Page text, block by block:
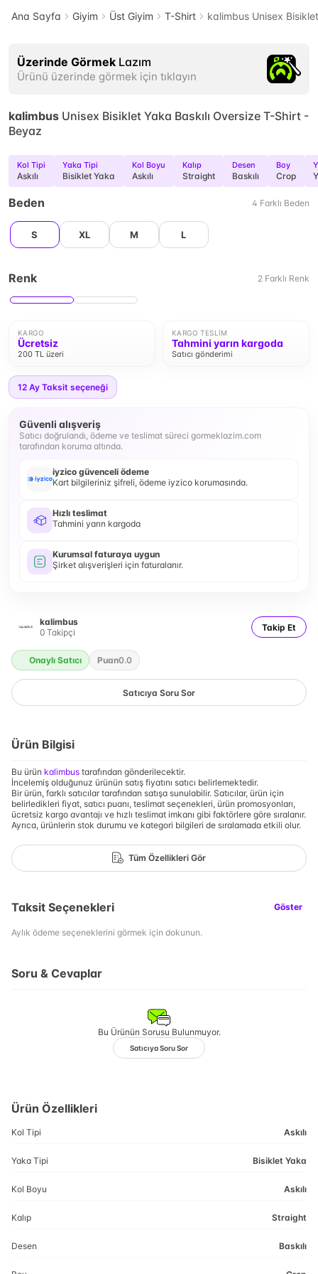
Ana Sayfa Giyim Üst Giyim T-Shirt kalimbus Unisex
Üzerinde Görmek Lazım
Ürünü üzerinde görmek için tıklayın
kalimbus Unisex Bisiklet Yaka Baskılı Oversize T-Shirt -
Beyaz
Kol Tipi
Askılı
Yaka Tipi
Bisiklet Yaka
Kol Boyu
Askılı
Kalıp
Straight
Desen
Baskılı
Boy
Crop
Beden 4 Farklı Beden
S XL M L
Renk 2 Farklı Renk
KARGO
Ücretsiz
200 TL üzeri
KARGO TESLIM
Tahmini yarın kargoda
Satıcı gönderimi
12 Ay Taksit seçeneği
Güvenli alışveriş
Satıcı doğrulandı, ödeme ve teslimat süreci gormeklazim.com
tarafından koruma altında.
iyzico güvenceli ödeme
Kart bilgileriniz şifreli, ödeme iyzico korumasında.
Hızlı teslimat
Tahmini yarın kargoda
Kurumsal faturaya uygun
Şirket alışverişleri için faturalanır.
kalimbus
0 Takipçi Takip Et
Onaylı Satıcı Puan0.0
Satıcıya Soru Sor
Ürün Bilgisi
Bu ürün kalimbus tarafından gönderilecektir.
İncelemiş olduğunuz ürünün satış fiyatını satıcı belirlemektedir.
Bir ürün, farklı satıcılar tarafından satışa sunulabilir. Satıcılar, ürün için
belirledikleri fiyat, satıcı puanı, teslimat seçenekleri, ürün promosyonları,
ücretsiz kargo avantajı ve hızlı teslimat imkanı gibi faktörlere göre sıralanır.
Ayrıca, ürünlerin stok durumu ve kategori bilgileri de sıralamada etkili olur.
Tüm Özellikleri Gör
Taksit Seçenekleri Göster
Aylık ödeme seçeneklerini görmek için dokunun.
Soru & Cevaplar
Bu Ürünün Sorusu Bulunmuyor.
Satıcıya Soru Sor
Ürün Özellikleri
Kol Tipi Askılı
Yaka Tipi Bisiklet Yaka
Kol Boyu Askılı
Kalıp Straight
Desen Baskılı